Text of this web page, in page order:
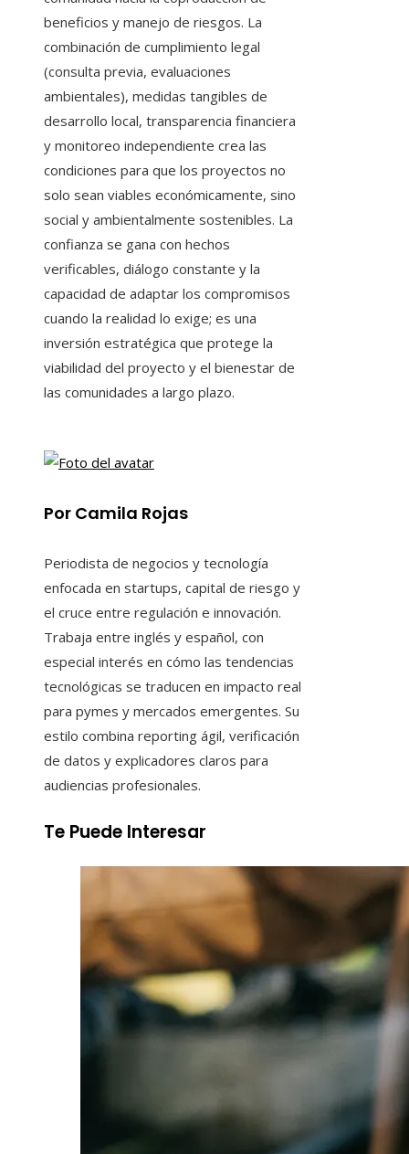
beneficios y manejo de riesgos. La
combinación de cumplimiento legal
(consulta previa, evaluaciones
ambientales), medidas tangibles de
desarrollo local, transparencia financiera
y monitoreo independiente crea las
condiciones para que los proyectos no
solo sean viables económicamente, sino
social y ambientalmente sostenibles. La
confianza se gana con hechos
verificables, diálogo constante y la
capacidad de adaptar los compromisos
cuando la realidad lo exige; es una
inversión estratégica que protege la
viabilidad del proyecto y el bienestar de
las comunidades a largo plazo.
Por Camila Rojas
Periodista de negocios y tecnología
enfocada en startups, capital de riesgo y
el cruce entre regulación e innovación.
Trabaja entre inglés y español, con
especial interés en cómo las tendencias
tecnológicas se traducen en impacto real
para pymes y mercados emergentes. Su
estilo combina reporting ágil, verificación
de datos y explicadores claros para
audiencias profesionales.
Te Puede Interesar